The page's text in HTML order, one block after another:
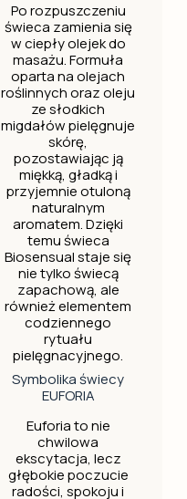
Po rozpuszczeniu
świeca zamienia się
w ciepły olejek do
masażu. Formuła
oparta na olejach
roślinnych oraz oleju
ze słodkich
migdałów pielęgnuje
skórę,
pozostawiając ją
miękką, gładką i
przyjemnie otuloną
naturalnym
aromatem. Dzięki
temu świeca
Biosensual staje się
nie tylko świecą
zapachową, ale
również elementem
codziennego
rytuału
pielęgnacyjnego.
Symbolika świecy
EUFORIA
Euforia to nie
chwilowa
ekscytacja, lecz
głębokie poczucie
radości, spokoju i